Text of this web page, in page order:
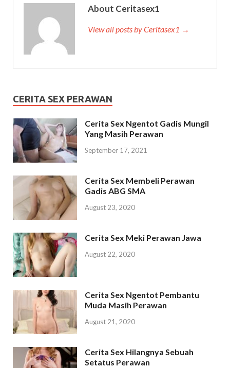
About Ceritasex1
View all posts by Ceritasex1 →
CERITA SEX PERAWAN
Cerita Sex Ngentot Gadis Mungil
Yang Masih Perawan
September 17, 2021
Cerita Sex Membeli Perawan
Gadis ABG SMA
August 23, 2020
Cerita Sex Meki Perawan Jawa
August 22, 2020
Cerita Sex Ngentot Pembantu
Muda Masih Perawan
August 21, 2020
Cerita Sex Hilangnya Sebuah
Setatus Perawan